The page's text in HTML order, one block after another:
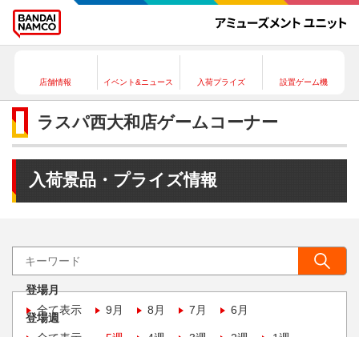
店舗情報 イベント&ニュース 入荷プライズ 設置ゲーム機
ラスパ西大和店ゲームコーナー
入荷景品・プライズ情報
登場月
全て表示
9月 8月 7月 6月
登場週